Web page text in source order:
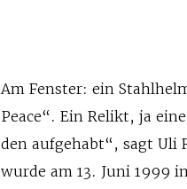
Am Fenster: ein
Peace“. Ein Relikt, ja
den aufgehabt“, sagt Uli
wurde am 13. Juni 1999